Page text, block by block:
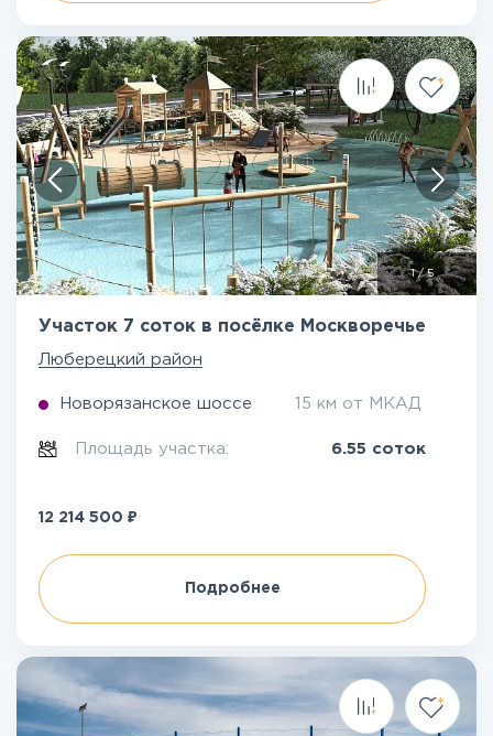
1/5
Участок 7 соток в посёлке Москворечье
Люберецкий район
Новорязанское шоссе 15 км от МКАД
Площадь участка: 6.55 соток
12 214 500 ₽
Подробнее